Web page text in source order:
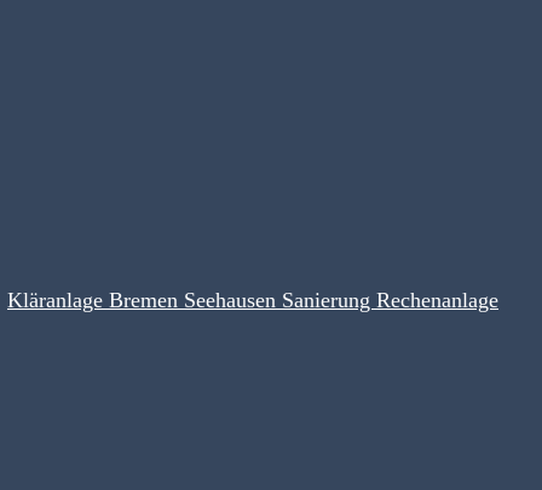
Kläranlage Bremen Seehausen Sanierung Rechenanlage